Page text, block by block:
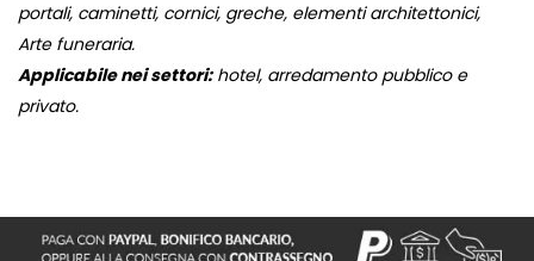
portali, caminetti, cornici, greche, elementi architettonici,
Arte funeraria.
Applicabile nei settori:hotel, arredamento pubblico e
privato.